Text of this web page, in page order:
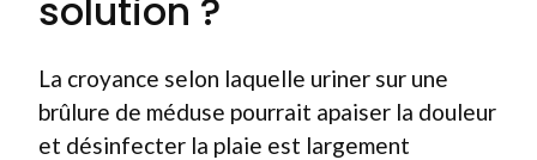
solution ?
La croyance selon laquelle uriner sur une
brûlure de méduse pourrait apaiser la douleur
et désinfecter la plaie est largement